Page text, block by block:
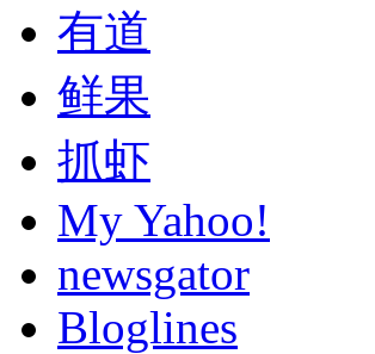
有道
鲜果
抓虾
My Yahoo!
newsgator
Bloglines